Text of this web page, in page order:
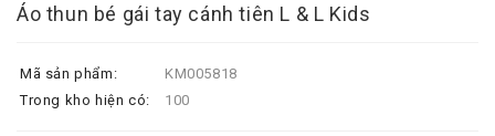
Áo thun bé gái tay cánh tiên L & L Kids
Mã sản phẩm:
KM005818
Trong kho hiện có:
100